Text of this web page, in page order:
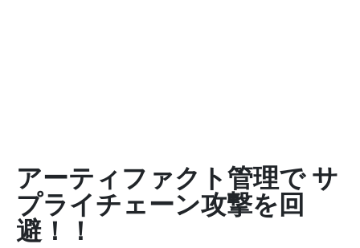
アーティファクト管理で サ
プライチェーン攻撃を回
避！！